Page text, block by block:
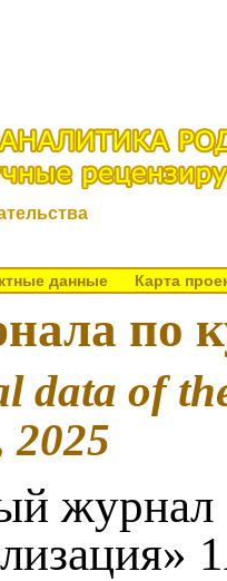
данные Карта
по
data of
2025
журнал